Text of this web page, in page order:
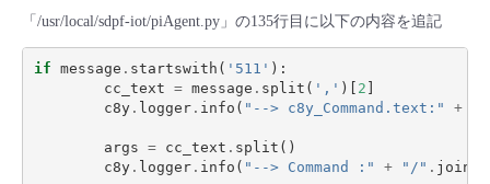
- APIリファレンス
■ 基本構築ガイド
- クラウド / サーバー
「/usr/local/sdpf-iot/piAgent.py」の135行目に以下の内容を追記
if message . startswith ( '511' ):
cc_text = message . split ( ',' )[ 2 ]
c8y. logger. info ( "--> c8y_Command.text:" +
args = cc_text . split ()
c8y. logger. info ( "--> Command :" + "/" . join